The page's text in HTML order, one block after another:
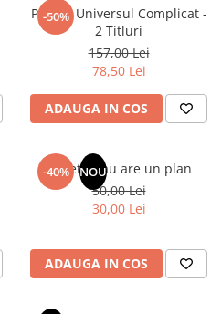
-50%
Pachet Universul Complicat -
2 Titluri
157,00 Lei
78,50 Lei
ADAUGA IN COS
-40% NOU
Sufletul tau are un plan
50,00 Lei
30,00 Lei
ADAUGA IN COS